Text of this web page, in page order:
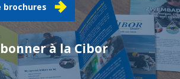
brochures